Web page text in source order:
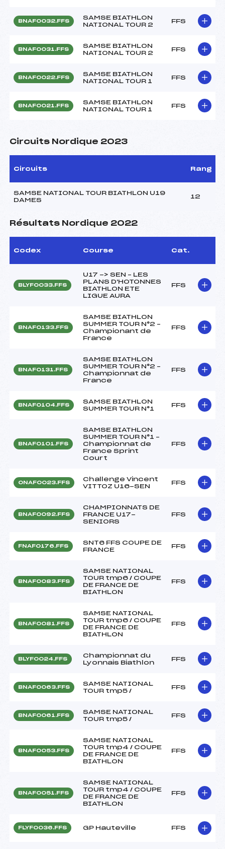
BNAF0032.FFS
SAMSE BIATHLON
NATIONAL TOUR 2
FFS
BNAF0031.FFS
SAMSE BIATHLON
NATIONAL TOUR 2
FFS
BNAF0022.FFS
SAMSE BIATHLON
NATIONAL TOUR 1
FFS
BNAF0021.FFS
SAMSE BIATHLON
NATIONAL TOUR 1
FFS
Circuits Nordique 2023
Circuits Rang
SAMSE NATIONAL TOUR BIATHLON U19
DAMES
12
Résultats Nordique 2022
Codex Course Cat.
BLYF0033.FFS
U17 -> SEN – LES
PLANS D'HOTONNES
BIATHLON ETE
LIGUE AURA
FFS
BNAF0133.FFS
SAMSE BIATHLON
SUMMER TOUR N°2 –
Championant de
France
FFS
BNAF0131.FFS
SAMSE BIATHLON
SUMMER TOUR N°2 –
Championnat de
France
FFS
BNAF0104.FFS
SAMSE BIATHLON
SUMMER TOUR N°1
FFS
BNAF0101.FFS
SAMSE BIATHLON
SUMMER TOUR N°1 –
Championnat de
France Sprint
Court
FFS
ONAF0023.FFS
Challenge Vincent
VITTOZ U16-SEN
FFS
BNAF0092.FFS
CHAMPIONNATS DE
FRANCE U17-
SENIORS
FFS
FNAF0176.FFS
SNT6 FFS COUPE DE
FRANCE
FFS
BNAF0083.FFS
SAMSE NATIONAL
TOUR tmp6 / COUPE
DE FRANCE DE
BIATHLON
FFS
BNAF0081.FFS
SAMSE NATIONAL
TOUR tmp6 / COUPE
DE FRANCE DE
BIATHLON
FFS
BLYF0024.FFS
Championnat du
Lyonnais Biathlon
FFS
BNAF0063.FFS
SAMSE NATIONAL
TOUR tmp5 /
FFS
BNAF0061.FFS
SAMSE NATIONAL
TOUR tmp5 /
FFS
BNAF0053.FFS
SAMSE NATIONAL
TOUR tmp4 / COUPE
DE FRANCE DE
BIATHLON
FFS
BNAF0051.FFS
SAMSE NATIONAL
TOUR tmp4 / COUPE
DE FRANCE DE
BIATHLON
FFS
FLYF0036.FFS GP Hauteville FFS